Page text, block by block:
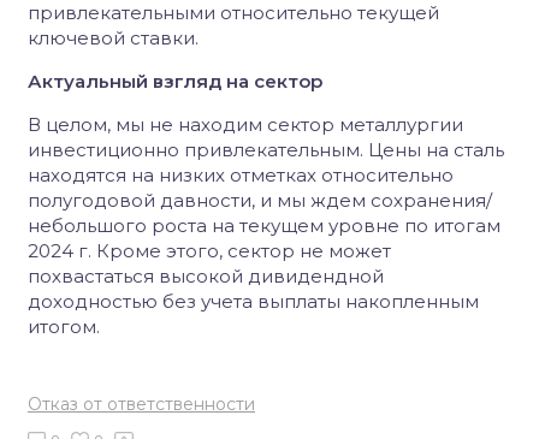
привлекательными относительно текущей
ключевой ставки.
Актуальный взгляд на сектор
В целом, мы не находим сектор металлургии
инвестиционно привлекательным. Цены на сталь
находятся на низких отметках относительно
полугодовой давности, и мы ждем сохранения/
небольшого роста на текущем уровне по итогам
2024 г. Кроме этого, сектор не может
похвастаться высокой дивидендной
доходностью без учета выплаты накопленным
итогом.
Отказ от ответственности